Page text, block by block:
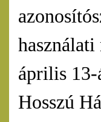
április 13-
Hosszú